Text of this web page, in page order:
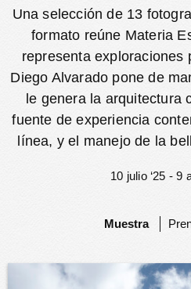
Una selección de 13
formato reúne Materia
representa exploraciones
Diego Alvarado pone de
le genera la arquitectura
fuente de experiencia
línea, y el manejo de la
10 julio ‘25 - 9
Muestra